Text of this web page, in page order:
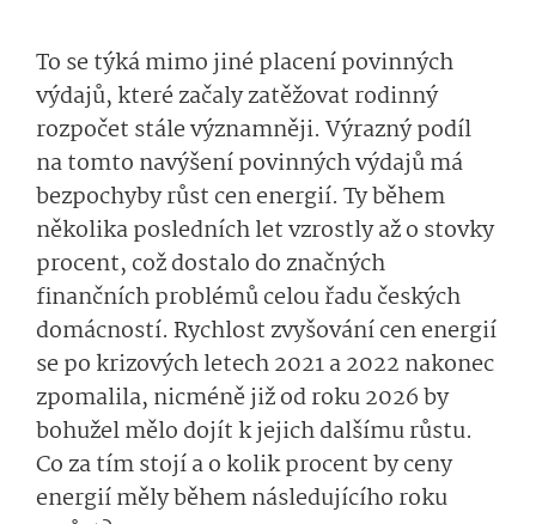
To se týká mimo jiné placení povinných
výdajů, které začaly zatěžovat rodinný
rozpočet stále významněji. Výrazný podíl
na tomto navýšení povinných výdajů má
bezpochyby růst cen energií. Ty během
několika posledních let vzrostly až o stovky
procent, což dostalo do značných
finančních problémů celou řadu českých
domácností. Rychlost zvyšování cen energií
se po krizových letech 2021 a 2022 nakonec
zpomalila, nicméně již od roku 2026 by
bohužel mělo dojít k jejich dalšímu růstu.
Co za tím stojí a o kolik procent by ceny
energií měly během následujícího roku